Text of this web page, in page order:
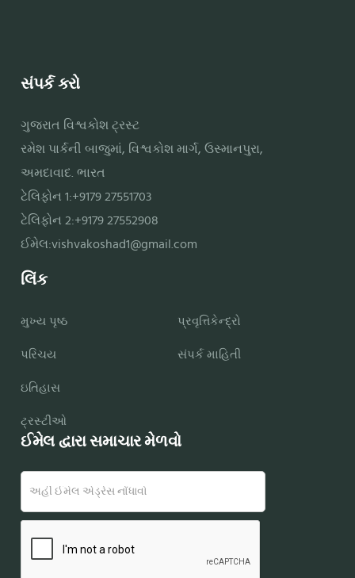
સંપર્ક કરો
ગુજરાત વિશ્વકોશ ટ્રસ્ટ
રમેશ પાર્કની બાજુમાં, વિશ્વકોશ માર્ગ, ઉસ્માનપુરા,
અમદાવાદ. ભારત
ટેલિફોન 1:+9179 27551703
ટેલિફોન 2:+9179 27552908
ઈમેલ:vishvakoshad1@gmail.com
લિંક
મુખ્ય પૃષ્ઠ
પરિચય
ઇતિહાસ
ટ્રસ્ટીઓ
પ્રવૃત્તિકેન્દ્રો
સંપર્ક માહિતી
ઈમેલ દ્વારા સમાચાર મેળવો